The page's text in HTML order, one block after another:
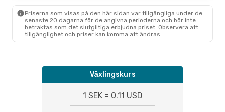
LAX
Ons 26 Aug.- Mån 7 Sep.
American AirlinesDirekt
Priserna som visas på den här sidan var tillgängliga under de
senaste 20 dagarna för de angivna perioderna och bör inte
betraktas som det slutgiltiga erbjudna priset. Observera att
tillgänglighet och priser kan komma att ändras.
Växlingskurs
1 SEK = 0.11 USD